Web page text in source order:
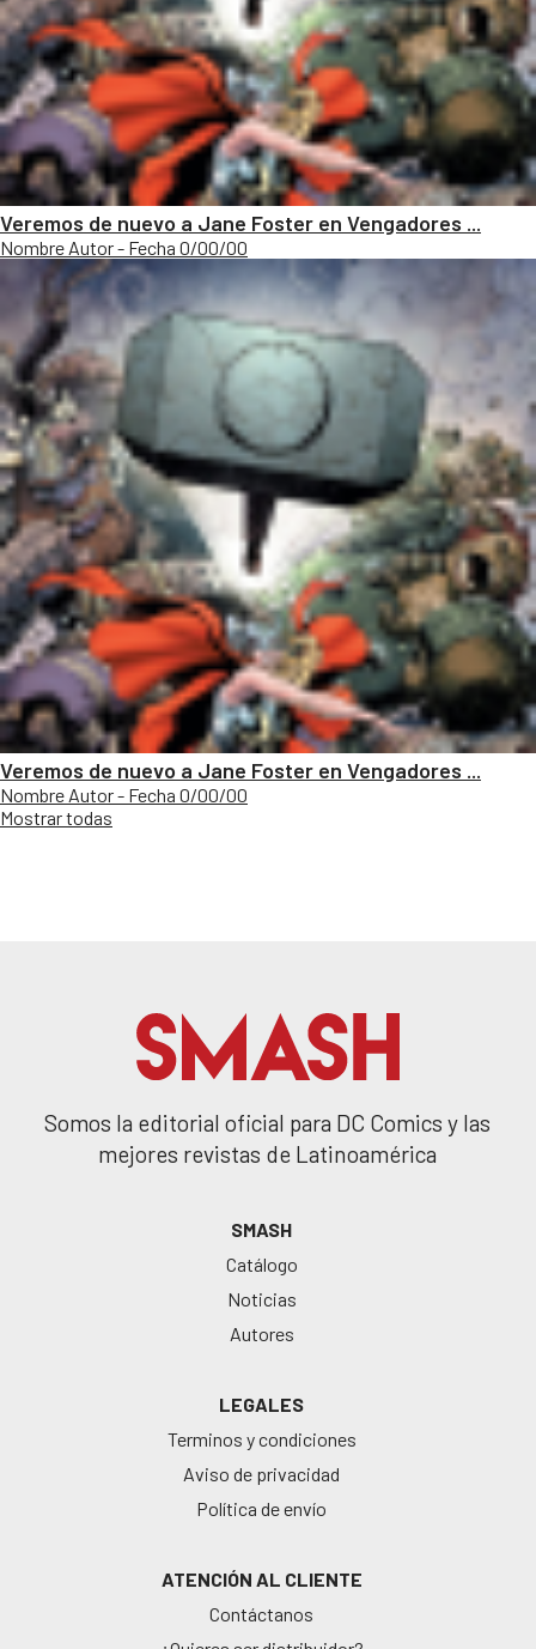
Veremos de nuevo a Jane Foster en Vengadores ...
Nombre Autor - Fecha 0/00/00
Veremos de nuevo a Jane Foster en Vengadores ...
Nombre Autor - Fecha 0/00/00
Mostrar todas
Somos la editorial oficial para DC Comics y las
mejores revistas de Latinoamérica
SMASH
Catálogo
Noticias
Autores
LEGALES
Terminos y condiciones
Aviso de privacidad
Política de envío
ATENCIÓN AL CLIENTE
Contáctanos